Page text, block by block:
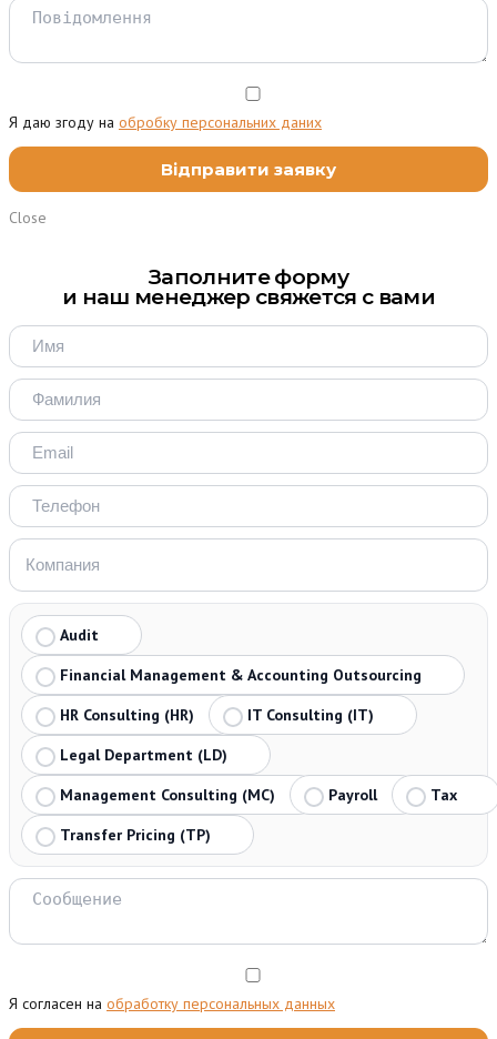
Я даю згоду на обробку персональних даних
Close
Заполните форму
и наш менеджер свяжется с вами
Audit
Financial Management & Accounting Outsourcing
HR Consulting (HR)
IT Consulting (IT)
Legal Department (LD)
Management Consulting (MC)
Payroll
Tax
Transfer Pricing (TP)
Я согласен на обработку персональных данных